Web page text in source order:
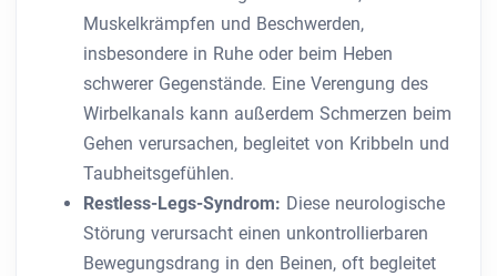
Muskelkrämpfen und Beschwerden,
insbesondere in Ruhe oder beim Heben
schwerer Gegenstände. Eine Verengung des
Wirbelkanals kann außerdem Schmerzen beim
Gehen verursachen, begleitet von Kribbeln und
Taubheitsgefühlen.
Restless-Legs-Syndrom: Diese neurologische
Störung verursacht einen unkontrollierbaren
Bewegungsdrang in den Beinen, oft begleitet